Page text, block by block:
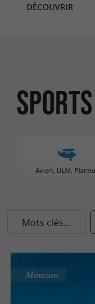
DÉCOUVRIR
Avion, ULM,
Mots clés...
Mimizan